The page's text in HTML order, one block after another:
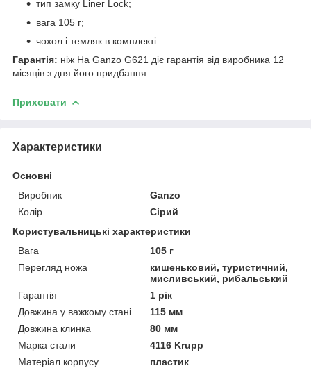
тип замку Liner Lock;
вага 105 г;
чохол і темляк в комплекті.
Гарантія: ніж На Ganzo G621 діє гарантія від виробника 12
місяців з дня його придбання.
Приховати
Характеристики
Основні
Виробник
Ganzo
Колір
Сірий
Користувальницькі характеристики
Вага
105 г
Перегляд ножа
кишеньковий, туристичний,
мисливський, рибальський
Гарантія
1 рік
Довжина у важкому стані
115 мм
Довжина клинка
80 мм
Марка стали
4116 Krupp
Матеріал корпусу
пластик